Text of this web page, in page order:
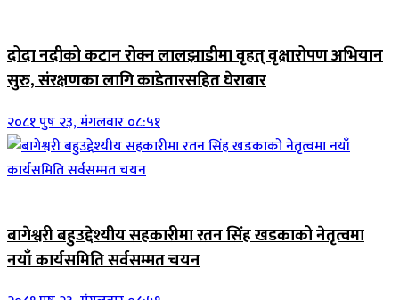
दोदा नदीको कटान रोक्न लालझाडीमा वृहत् वृक्षारोपण अभियान
सुरु, संरक्षणका लागि काडेतारसहित घेराबार
२०८१ पुष २३, मंगलवार ०८:५१
बागेश्वरी बहुउद्देश्यीय सहकारीमा रतन सिंह खडकाको नेतृत्वमा
नयाँ कार्यसमिति सर्वसम्मत चयन